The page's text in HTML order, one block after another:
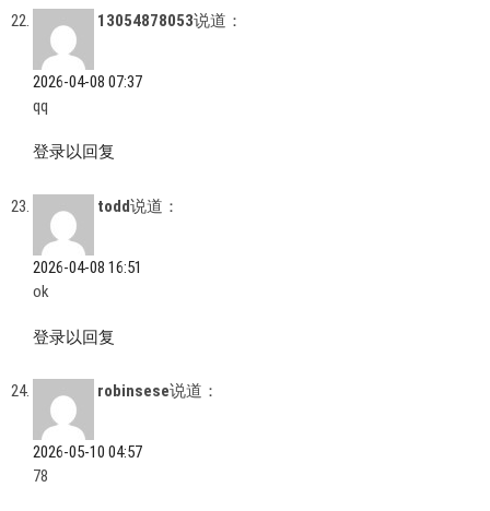
13054878053说道：
2026-04-08 07:37
qq
登录以回复
todd说道：
2026-04-08 16:51
ok
登录以回复
robinsese说道：
2026-05-10 04:57
78